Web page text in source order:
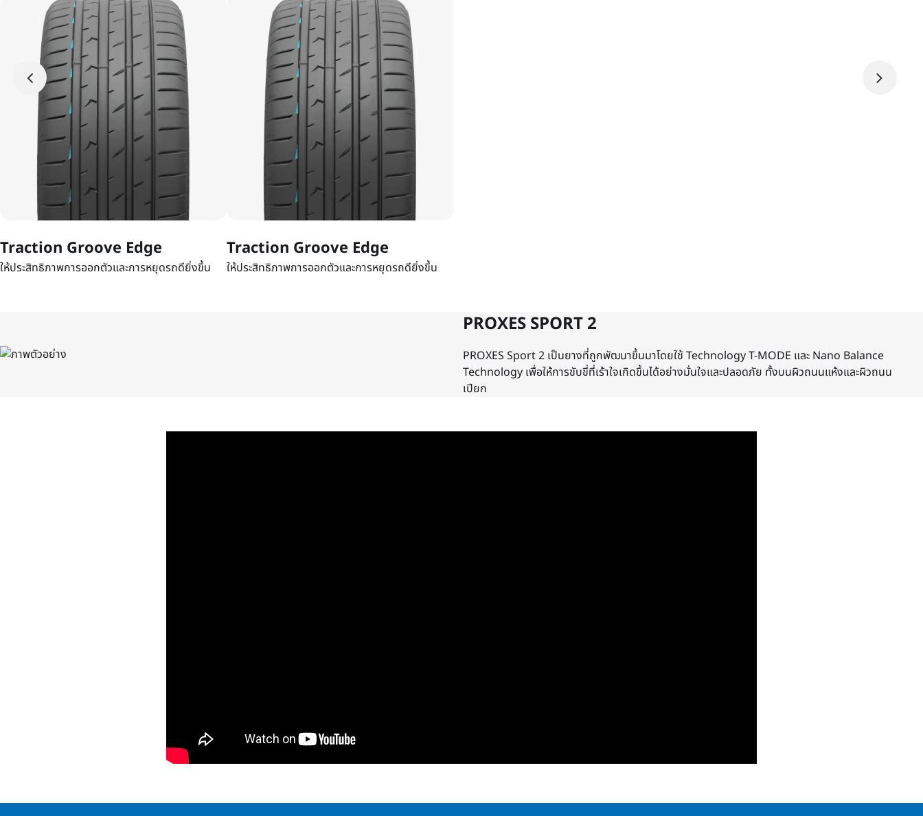
Traction Groove Edge
ให้ประสิทธิภาพการออกตัวและการหยุดรถดียิ่งขึ้น
Traction Groove Edge
ให้ประสิทธิภาพการออกตัวและการหยุดรถดียิ่งขึ้น
PROXES SPORT 2
PROXES Sport 2 เป็นยางที่ถูกพัฒนาขึ้นมาโดยใช้ Technology T-MODE และ Nano Balance
Technology เพื่อให้การขับขี่ที่เร้าใจเกิดขึ้นได้อย่างมั่นใจและปลอดภัย ทั้งบนผิวถนนแห้งและผิวถนน
เปียก